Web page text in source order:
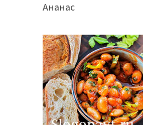
Ананас